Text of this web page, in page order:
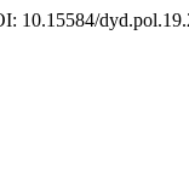
10.15584/